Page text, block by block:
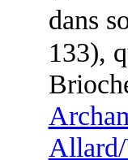
dans
133),